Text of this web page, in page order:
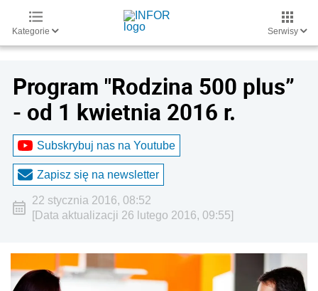
Kategorie Serwisy
Program "Rodzina 500 plus”
- od 1 kwietnia 2016 r.
Subskrybuj nas na Youtube
Zapisz się na newsletter
22 stycznia 2016, 08:52
[Data aktualizacji 26 lutego 2016, 09:55]